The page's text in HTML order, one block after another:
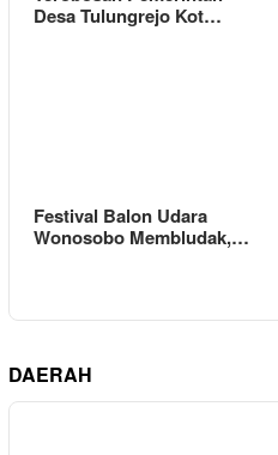
Desa Tulungrejo Kot…
Festival Balon Udara
Wonosobo Membludak,…
DAERAH